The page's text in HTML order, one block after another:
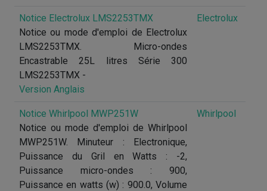
Notice Electrolux LMS2253TMX
Notice ou mode d'emploi de Electrolux
LMS2253TMX. Micro-ondes
Encastrable 25L litres Série 300
LMS2253TMX -
Version Anglais
Electrolux
Notice Whirlpool MWP251W
Notice ou mode d'emploi de Whirlpool
MWP251W. Minuteur : Electronique,
Puissance du Gril en Watts : -2,
Puissance micro-ondes : 900,
Puissance en watts (w) : 900.0, Volume
Whirlpool